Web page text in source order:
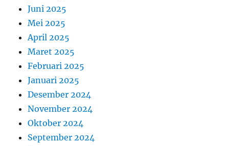
Juni 2025
Mei 2025
April 2025
Maret 2025
Februari 2025
Januari 2025
Desember 2024
November 2024
Oktober 2024
September 2024